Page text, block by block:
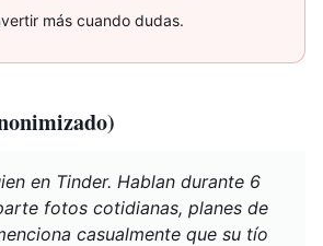
más cuando dudas.
en Tinder. Hablan durante 6
fotos cotidianas, planes de
casualmente que su tío